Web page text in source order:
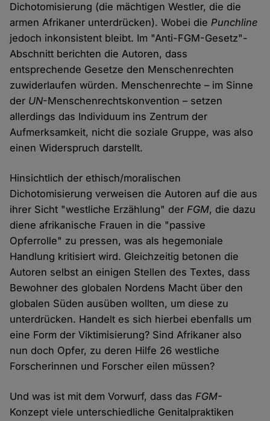
Dichotomisierung (die mächtigen Westler, die die
armen Afrikaner unterdrücken). Wobei diePunchline
jedoch inkonsistent bleibt. Im "Anti-FGM-Gesetz"-
Abschnitt berichten die Autoren, dass
entsprechende Gesetze den Menschenrechten
zuwiderlaufen würden. Menschenrechte – im Sinne
der UN-Menschenrechtskonvention – setzen
allerdings das Individuum ins Zentrum der
Aufmerksamkeit, nicht die soziale Gruppe, was also
einen Widerspruch darstellt.
Hinsichtlich der ethisch/moralischen
Dichotomisierung verweisen die Autoren auf die aus
ihrer Sicht "westliche Erzählung" derFGM, die dazu
diene afrikanische Frauen in die "passive
Opferrolle" zu pressen, was als hegemoniale
Handlung kritisiert wird. Gleichzeitig betonen die
Autoren selbst an einigen Stellen des Textes, dass
Bewohner des globalen Nordens Macht über den
globalen Süden ausüben wollten, um diese zu
unterdrücken. Handelt es sich hierbei ebenfalls um
eine Form der Viktimisierung? Sind Afrikaner also
nun doch Opfer, zu deren Hilfe 26 westliche
Forscherinnen und Forscher eilen müssen?
Und was ist mit dem Vorwurf, dass dasFGM-
Konzept viele unterschiedliche Genitalpraktiken